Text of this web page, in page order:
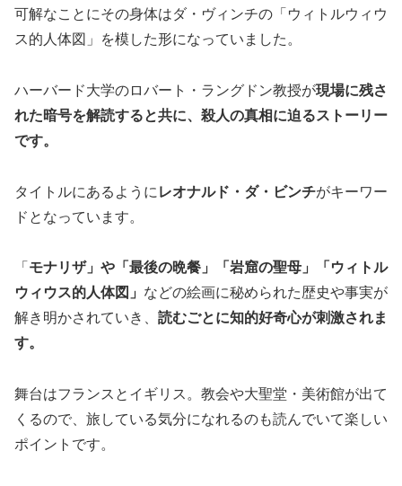
可解なことにその身体はダ・ヴィンチの「ウィトルウィウ
ス的人体図」を模した形になっていました。
ハーバード大学のロバート・ラングドン教授が現場に残さ
れた暗号を解読すると共に、殺人の真相に迫るストーリー
です。
タイトルにあるように レオナルド・ダ・ビンチがキーワー
ドとなっています。
「 モナリザ」や「最後の晩餐」「岩窟の聖母」「ウィトル
ウィウス的人体図」 などの絵画に秘められた歴史や事実が
解き明かされていき、 読むごとに知的好奇心が刺激されま
す。
舞台はフランスとイギリス。教会や大聖堂・美術館が出て
くるので、旅している気分になれるのも読んでいて楽しい
ポイントです。